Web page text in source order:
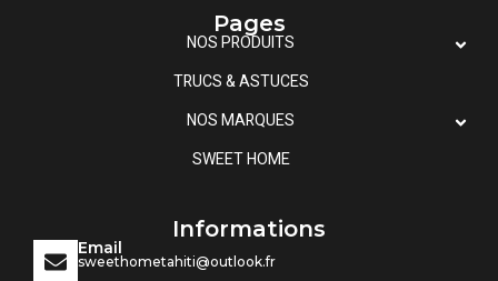
Pages
NOS PRODUITS
TRUCS & ASTUCES
NOS MARQUES
SWEET HOME
Informations
Email
sweethometahiti@outlook.fr